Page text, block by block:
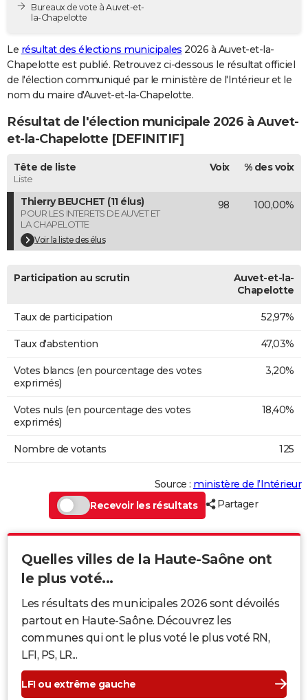
Destinations
City break
Voyage nature
Voyage de noces
Forum
PHOTO
GUIDES D'ACHAT
BONS PLANS
CARTE DE VOEUX
Carte de Noël
Carte Bonne année
Carte Saint-Valentin
Carte Pâques
Carte d'anniversaire
DICTIONNAIRE
COPAINS D'AVANT
S'inscrire
Se connecter
Lycées
Collèges
Primaires
Universités
Entreprises
Service militaire
Avis de recherche
AVIS DE DÉCÈS
FORUM
Bureaux de vote à Auvet-et-
la-Chapelotte
Le résultat des élections municipales 2026 à Auvet-et-la-
Chapelotte est publié. Retrouvez ci-dessous le résultat officiel
de l'élection communiqué par le ministère de l'Intérieur et le
nom du maire d'Auvet-et-la-Chapelotte.
Résultat de l'élection municipale 2026 à Auvet-
et-la-Chapelotte [DEFINITIF]
Tête de liste
Liste
Voix % des voix
Thierry BEUCHET (11 élus)
POUR LES INTERETS DE AUVET ET
LA CHAPELOTTE
Voir la liste des élus
98 100,00%
Participation au scrutin
Auvet-et-la-
Chapelotte
Taux de participation 52,97%
Taux d'abstention 47,03%
Votes blancs (en pourcentage des votes
exprimés)
3,20%
Votes nuls (en pourcentage des votes
exprimés)
18,40%
Nombre de votants 125
Source : ministère de l’Intérieur
Recevoir les résultats
Partager
Quelles villes de la Haute-Saône ont
le plus voté...
Les résultats des municipales 2026 sont dévoilés
partout en Haute-Saône. Découvrez les
communes qui ont le plus voté le plus voté RN,
LFI, PS, LR...
LFI ou extrême gauche